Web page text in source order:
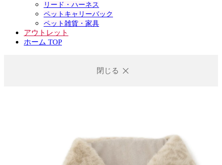
リード・ハーネス
ペットキャリーバック
ペット雑貨・家具
アウトレット
ホーム TOP
閉じる